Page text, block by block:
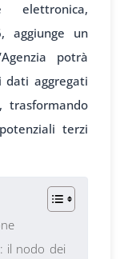
elettronica,
aggiunge un
potrà
dati aggregati
trasformando
terzi
il nodo dei